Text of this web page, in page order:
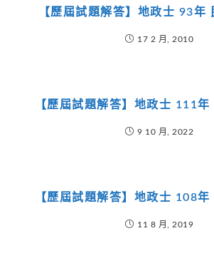
【歷屆試題解答】地政士 93年
17 2 月, 2010
【歷屆試題解答】地政士 111年
9 10 月, 2022
【歷屆試題解答】地政士 108年
11 8 月, 2019